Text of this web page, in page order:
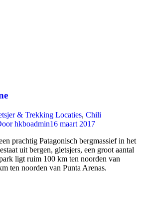
& Trekking Locaties, Chili
hkboadmin16 maart 2017
prachtig Patagonisch bergmassief in het
uit bergen, gletsjers, een groot aantal
ligt ruim 100 km ten noorden van
ten noorden van Punta Arenas.